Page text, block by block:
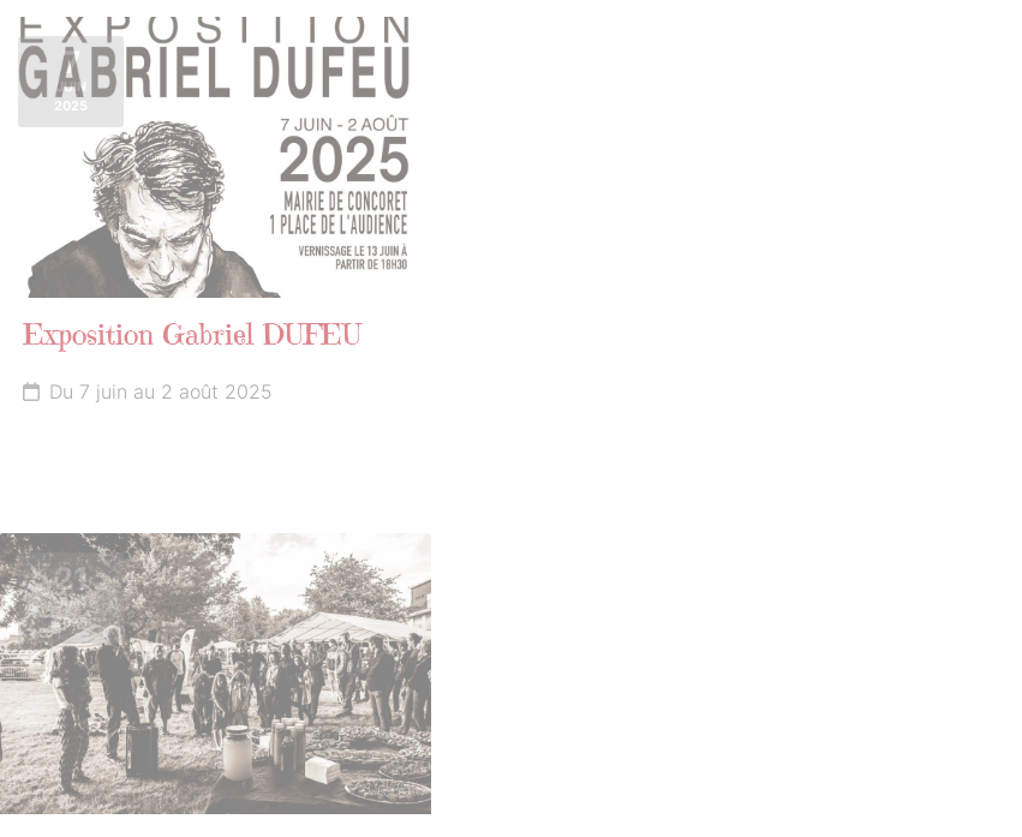
7
JUIN
2025
Exposition Gabriel DUFEU
Du 7 juin au 2 août 2025
21
JUIN
2025